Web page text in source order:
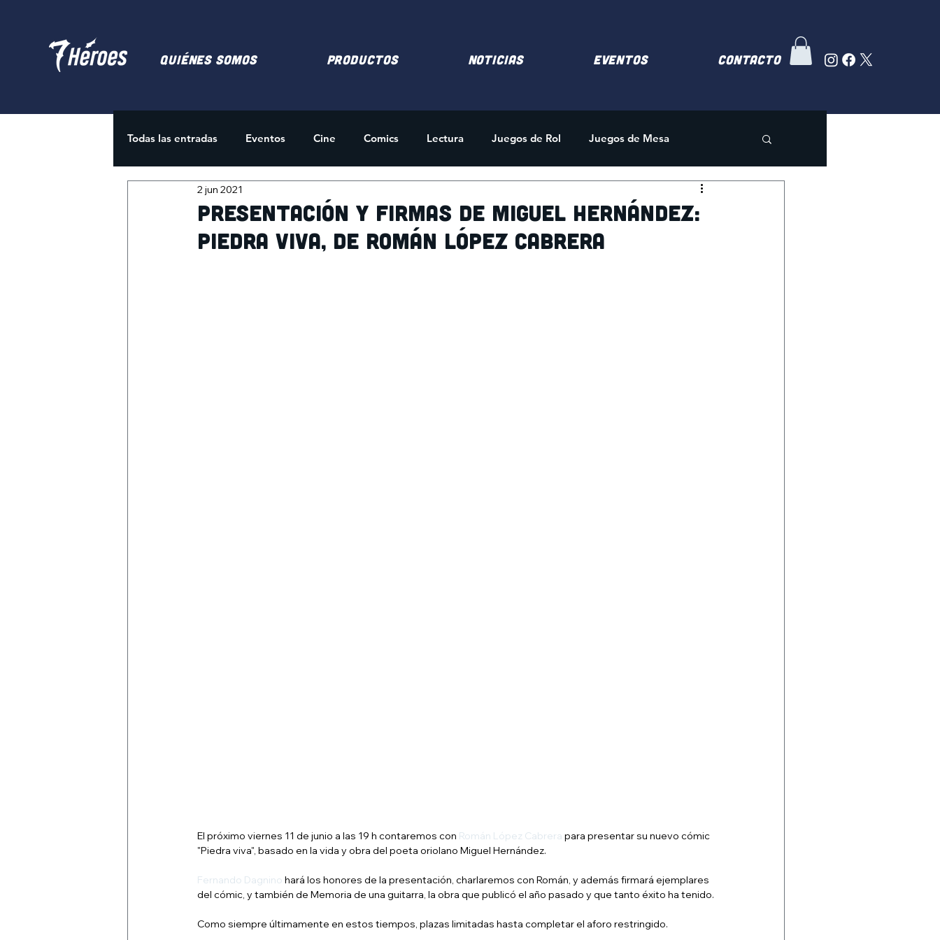
Quiénes somos PRODUCTOS NOTICIAS EVENTOS Contacto
Todas las entradas Eventos Cine Comics Lectura Juegos de Rol Juegos de Mesa
Juegos de Cartas
Presentación y firmas de Miguel Hernández:
Piedra Viva, de Román López Cabrera
2 jun 2021
El próximo viernes 11 de junio a las 19 h contaremos con Román López Cabrera para presentar su nuevo cómic
"Piedra viva", basado en la vida y obra del poeta oriolano Miguel Hernández.
Fernando Dagnino hará los honores de la presentación, charlaremos con Román, y además firmará ejemplares
del cómic, y también de Memoria de una guitarra, la obra que publicó el año pasado y que tanto éxito ha tenido.
Como siempre últimamente en estos tiempos, plazas limitadas hasta completar el aforo restringido.